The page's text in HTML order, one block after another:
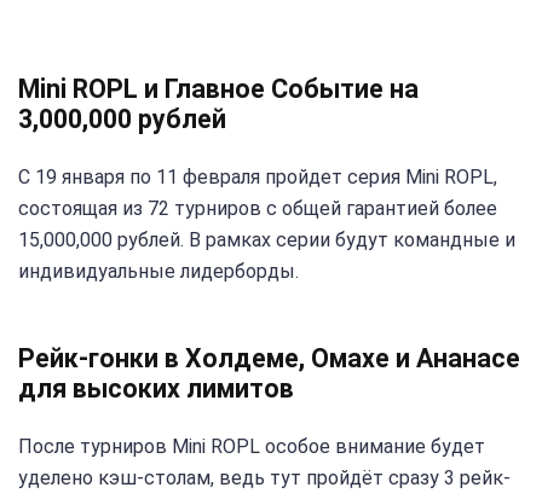
Mini ROPL и Главное Событие на
3,000,000 рублей
С 19 января по 11 февраля пройдет серия Mini ROPL,
состоящая из 72 турниров с общей гарантией более
15,000,000 рублей. В рамках серии будут командные и
индивидуальные лидерборды.
Рейк-гонки в Холдеме, Омахе и Ананасе
для высоких лимитов
После турниров Mini ROPL особое внимание будет
уделено кэш-столам, ведь тут пройдёт сразу 3 рейк-